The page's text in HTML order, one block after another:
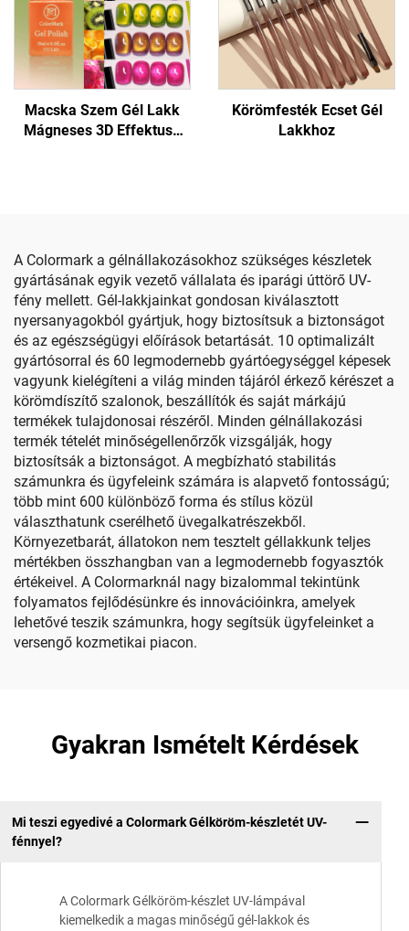
Macska Szem Gél Lakk
Mágneses 3D Effektusú
Körömfesték Ecset Gél
Lakkhoz
A Colormark a gélnállakozásokhoz szükséges készletek
gyártásának egyik vezető vállalata és iparági úttörő UV-
fény mellett. Gél-lakkjainkat gondosan kiválasztott
nyersanyagokból gyártjuk, hogy biztosítsuk a biztonságot
és az egészségügyi előírások betartását. 10 optimalizált
gyártósorral és 60 legmodernebb gyártóegységgel képesek
vagyunk kielégíteni a világ minden tájáról érkező kérészet a
körömdíszítő szalonok, beszállítók és saját márkájú
termékek tulajdonosai részéről. Minden gélnállakozási
termék tételét minőségellenőrzők vizsgálják, hogy
biztosítsák a biztonságot. A megbízható stabilitás
számunkra és ügyfeleink számára is alapvető fontosságú;
több mint 600 különböző forma és stílus közül
választhatunk cserélhető üvegalkatrészekből.
Környezetbarát, állatokon nem tesztelt géllakkunk teljes
mértékben összhangban van a legmodernebb fogyasztók
értékeivel. A Colormarknál nagy bizalommal tekintünk
folyamatos fejlődésünkre és innovációinkra, amelyek
lehetővé teszik számunkra, hogy segítsük ügyfeleinket a
versengő kozmetikai piacon.
Gyakran Ismételt Kérdések
Mi teszi egyedivé a Colormark Gélköröm-készletét UV-
fénnyel?
A Colormark Gélköröm-készlet UV-lámpával
kiemelkedik a magas minőségű gél-lakkok és